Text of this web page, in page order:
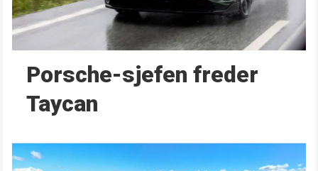
Porsche-sjefen freder
Taycan